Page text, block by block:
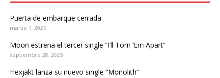
Puerta de embarque cerrada
marzo 1, 2026
Moon estrena el tercer single “I’ll Torn ‘Em Apart”
septiembre 28, 2025
Hexjakt lanza su nuevo single “Monolith”